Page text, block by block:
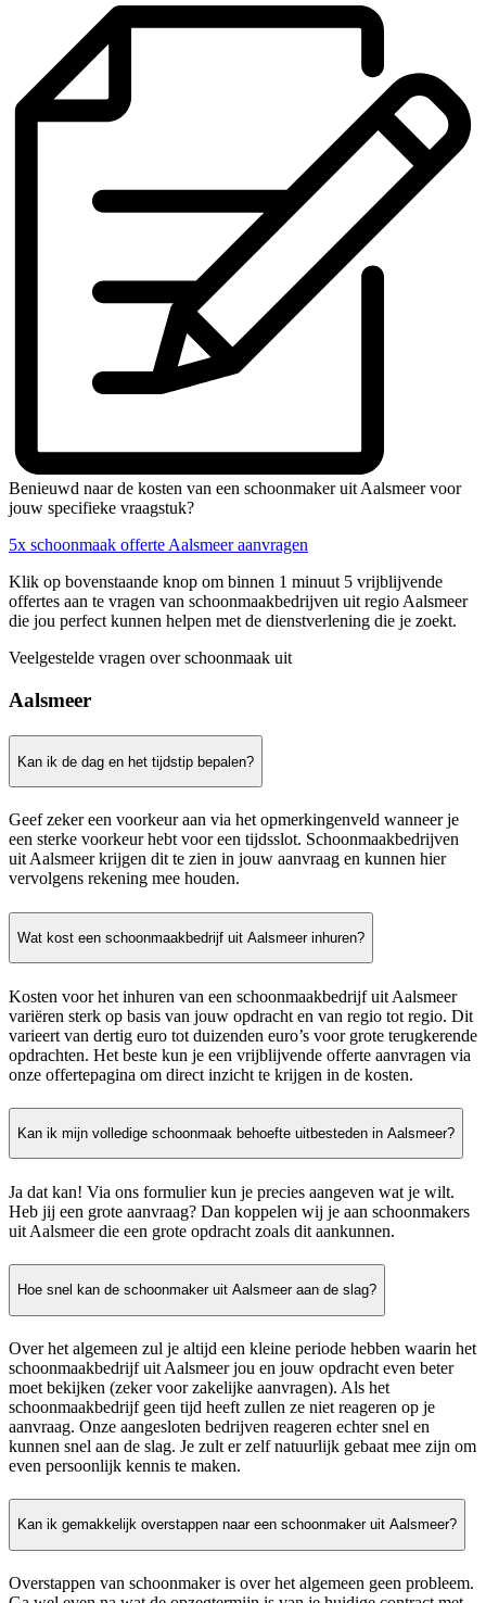
Benieuwd naar de kosten van een schoonmaker uit Aalsmeer voor
jouw specifieke vraagstuk?
5x schoonmaak offerte Aalsmeer aanvragen
Klik op bovenstaande knop om binnen 1 minuut 5 vrijblijvende
offertes aan te vragen van schoonmaakbedrijven uit regio Aalsmeer
die jou perfect kunnen helpen met de dienstverlening die je zoekt.
Veelgestelde vragen over schoonmaak uit
Aalsmeer
Kan ik de dag en het tijdstip bepalen?
Geef zeker een voorkeur aan via het opmerkingenveld wanneer je
een sterke voorkeur hebt voor een tijdsslot. Schoonmaakbedrijven
uit Aalsmeer krijgen dit te zien in jouw aanvraag en kunnen hier
vervolgens rekening mee houden.
Wat kost een schoonmaakbedrijf uit Aalsmeer inhuren?
Kosten voor het inhuren van een schoonmaakbedrijf uit Aalsmeer
variëren sterk op basis van jouw opdracht en van regio tot regio. Dit
varieert van dertig euro tot duizenden euro’s voor grote terugkerende
opdrachten. Het beste kun je een vrijblijvende offerte aanvragen via
onze offertepagina om direct inzicht te krijgen in de kosten.
Kan ik mijn volledige schoonmaak behoefte uitbesteden in Aalsmeer?
Ja dat kan! Via ons formulier kun je precies aangeven wat je wilt.
Heb jij een grote aanvraag? Dan koppelen wij je aan schoonmakers
uit Aalsmeer die een grote opdracht zoals dit aankunnen.
Hoe snel kan de schoonmaker uit Aalsmeer aan de slag?
Over het algemeen zul je altijd een kleine periode hebben waarin het
schoonmaakbedrijf uit Aalsmeer jou en jouw opdracht even beter
moet bekijken (zeker voor zakelijke aanvragen). Als het
schoonmaakbedrijf geen tijd heeft zullen ze niet reageren op je
aanvraag. Onze aangesloten bedrijven reageren echter snel en
kunnen snel aan de slag. Je zult er zelf natuurlijk gebaat mee zijn om
even persoonlijk kennis te maken.
Kan ik gemakkelijk overstappen naar een schoonmaker uit Aalsmeer?
Overstappen van schoonmaker is over het algemeen geen probleem.